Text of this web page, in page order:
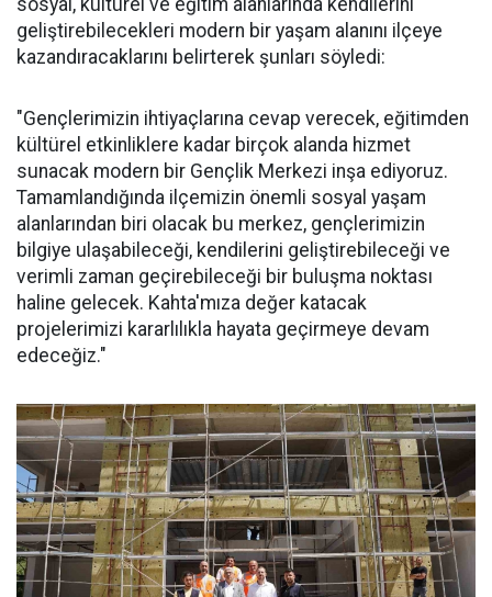
sosyal, kültürel ve eğitim alanlarında kendilerini
geliştirebilecekleri modern bir yaşam alanını ilçeye
kazandıracaklarını belirterek şunları söyledi:
"Gençlerimizin ihtiyaçlarına cevap verecek, eğitimden
kültürel etkinliklere kadar birçok alanda hizmet
sunacak modern bir Gençlik Merkezi inşa ediyoruz.
Tamamlandığında ilçemizin önemli sosyal yaşam
alanlarından biri olacak bu merkez, gençlerimizin
bilgiye ulaşabileceği, kendilerini geliştirebileceği ve
verimli zaman geçirebileceği bir buluşma noktası
haline gelecek. Kahta'mıza değer katacak
projelerimizi kararlılıkla hayata geçirmeye devam
edeceğiz."